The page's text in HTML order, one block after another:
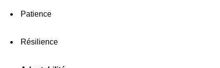
Patience
Résilience